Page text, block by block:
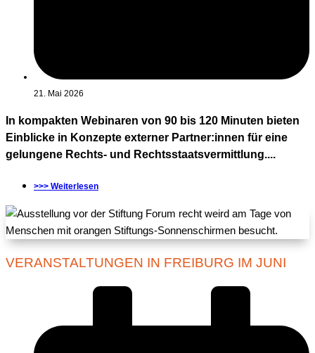
21. Mai 2026
In kompakten Webinaren von 90 bis 120 Minuten bieten
Einblicke in Konzepte externer Partner:innen für eine
gelungene Rechts- und Rechtsstaatsvermittlung....
>>> Weiterlesen
VERANSTALTUNGEN IN FREIBURG IM JUNI